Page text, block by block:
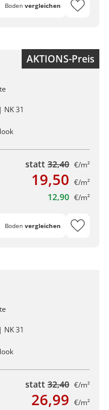
Boden vergleichen
AKTIONS-Preis
31
statt 32,40 €/m²
19,50 €/m²
12,90 €/m²
Boden vergleichen
31
statt 32,40 €/m²
26,99 €/m²